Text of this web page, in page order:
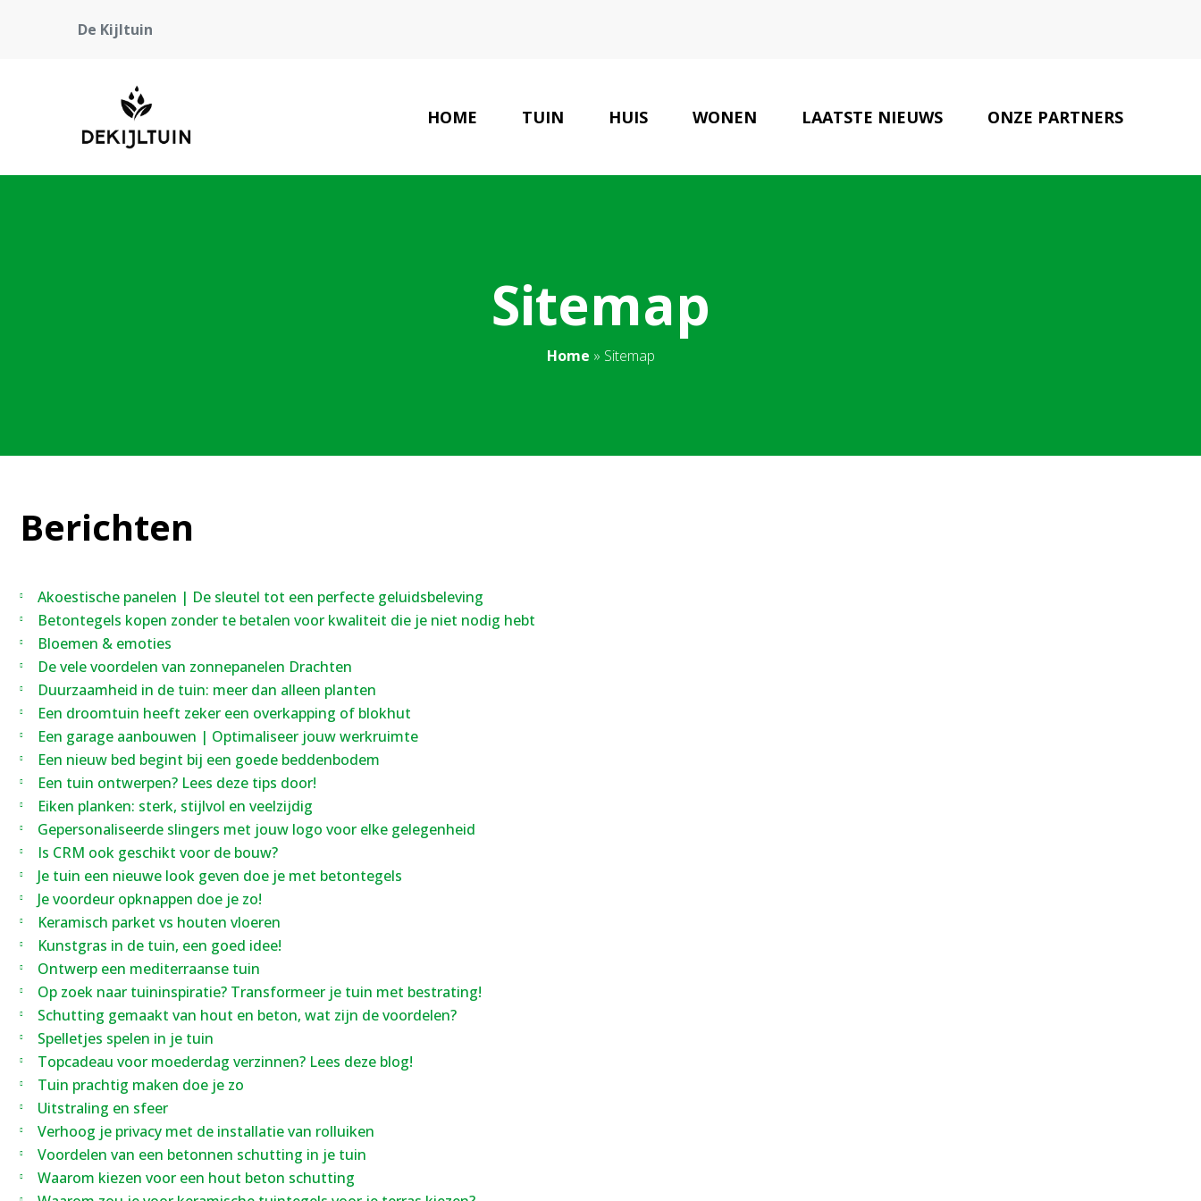
De Kijltuin
HOME TUIN HUIS WONEN LAATSTE NIEUWS ONZE PARTNERS
Sitemap
Home » Sitemap
Berichten
Akoestische panelen | De sleutel tot een perfecte geluidsbeleving
Betontegels kopen zonder te betalen voor kwaliteit die je niet nodig hebt
Bloemen & emoties
De vele voordelen van zonnepanelen Drachten
Duurzaamheid in de tuin: meer dan alleen planten
Een droomtuin heeft zeker een overkapping of blokhut
Een garage aanbouwen | Optimaliseer jouw werkruimte
Een nieuw bed begint bij een goede beddenbodem
Een tuin ontwerpen? Lees deze tips door!
Eiken planken: sterk, stijlvol en veelzijdig
Gepersonaliseerde slingers met jouw logo voor elke gelegenheid
Is CRM ook geschikt voor de bouw?
Je tuin een nieuwe look geven doe je met betontegels
Je voordeur opknappen doe je zo!
Keramisch parket vs houten vloeren
Kunstgras in de tuin, een goed idee!
Ontwerp een mediterraanse tuin
Op zoek naar tuininspiratie? Transformeer je tuin met bestrating!
Schutting gemaakt van hout en beton, wat zijn de voordelen?
Spelletjes spelen in je tuin
Topcadeau voor moederdag verzinnen? Lees deze blog!
Tuin prachtig maken doe je zo
Uitstraling en sfeer
Verhoog je privacy met de installatie van rolluiken
Voordelen van een betonnen schutting in je tuin
Waarom kiezen voor een ​​hout beton schutting